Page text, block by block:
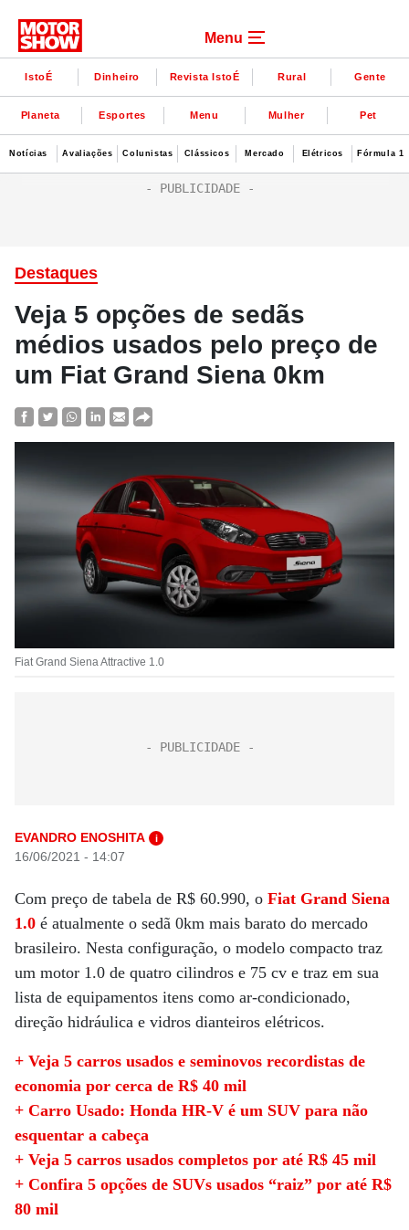
Menu
IstoÉ Dinheiro Revista IstoÉ Rural Gente
Planeta Esportes Menu Mulher Pet
Notícias Avaliações Colunistas Clássicos Mercado Elétricos Fórmula 1
Destaques
Veja 5 opções de sedãs
médios usados pelo preço de
um Fiat Grand Siena 0km
Fiat Grand Siena Attractive 1.0
EVANDRO ENOSHITA i
16/06/2021 - 14:07
Com preço de tabela de R$ 60.990, o Fiat Grand Siena
1.0 é atualmente o sedã 0km mais barato do mercado
brasileiro. Nesta configuração, o modelo compacto traz
um motor 1.0 de quatro cilindros e 75 cv e traz em sua
lista de equipamentos itens como ar-condicionado,
direção hidráulica e vidros dianteiros elétricos.
+ Veja 5 carros usados e seminovos recordistas de
economia por cerca de R$ 40 mil
+ Carro Usado: Honda HR-V é um SUV para não
esquentar a cabeça
+ Veja 5 carros usados completos por até R$ 45 mil
+ Confira 5 opções de SUVs usados “raiz” por até R$
80 mil